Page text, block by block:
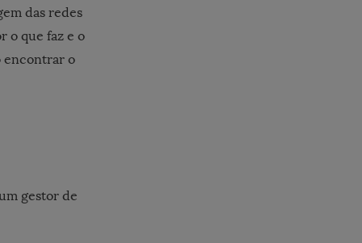
das redes
o que faz e o
encontrar o
gestor de